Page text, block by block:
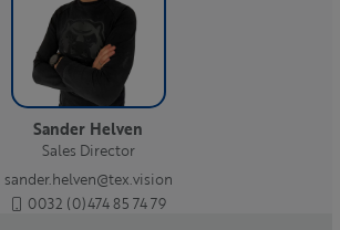
Sander Helven
Sales Director
sander.helven@tex.vision
0032 (0)474 85 74 79